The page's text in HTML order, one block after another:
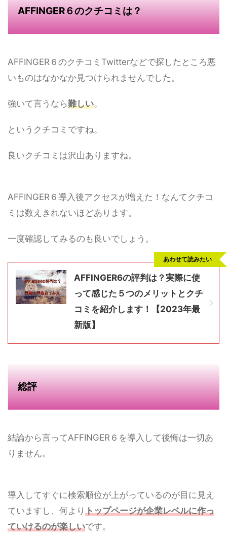
AFFINGER６のクチコミは？
AFFINGER６のクチコミTwitterなどで探したところ悪
いものはなかなか見つけられませんでした。
強いて言うなら難しい。
というクチコミですね。
良いクチコミは沢山ありますね。
AFFINGER６導入後アクセスが増えた！なんてクチコ
ミは数えきれないほどあります。
一度確認してみるのも良いでしょう。
AFFINGER6の評判は？実際に使
って感じた５つのメリットとクチ
コミを紹介します！【2023年最
新版】
あわせて読みたい
総評
結論から言ってAFFINGER６を導入して後悔は一切あ
りません。
導入してすぐに検索順位が上がっているのが目に見え
ていますし、何より トップページが企業レベルに作っ
ていけるのが楽しいです。